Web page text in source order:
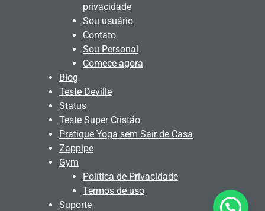
privacidade
Sou usuário
Contato
Sou Personal
Comece agora
Blog
Teste Deville
Status
Teste Super Cristão
Pratique Yoga sem Sair de Casa
Zappipe
Gym
Política de Privacidade
Termos de uso
Suporte